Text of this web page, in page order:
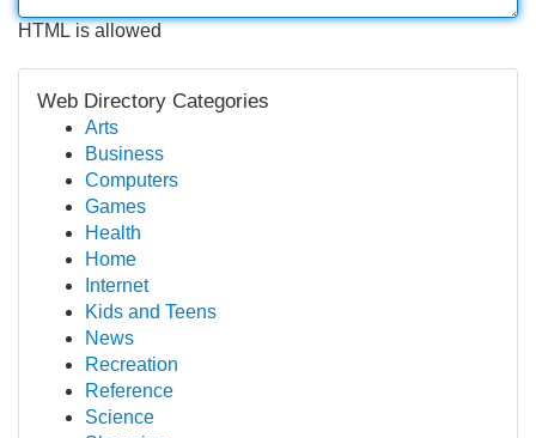
HTML is allowed
Web Directory Categories
Arts
Business
Computers
Games
Health
Home
Internet
Kids and Teens
News
Recreation
Reference
Science